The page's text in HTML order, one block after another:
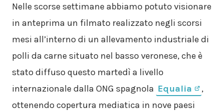
Nelle scorse settimane abbiamo potuto visionare
in anteprima un filmato realizzato negli scorsi
mesi all’interno di un allevamento industriale di
polli da carne situato nel basso veronese, che è
stato diffuso questo martedì a livello
internazionale dalla ONG spagnola Equalia
,
ottenendo copertura mediatica in nove paesi